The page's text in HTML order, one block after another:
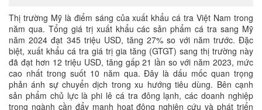
Thị trường Mỹ là điểm sáng của xuất khẩu cá tra Việt Nam trong
năm qua. Tổng giá trị xuất khẩu các sản phẩm cá tra sang Mỹ
năm 2024 đạt 345 triệu USD, tăng 27% so với năm trước. Đặc
biệt, xuất khẩu cá tra giá trị gia tăng (GTGT) sang thị trường này
đã đạt hơn 12 triệu USD, tăng gấp 21 lần so với năm 2023, mức
cao nhất trong suốt 10 năm qua. Đây là dấu mốc quan trọng
phản ánh sự chuyển dịch trong xu hướng tiêu dùng. Bên cạnh
sản phẩm chủ lực là phi lê cá tra đông lạnh, các doanh nghiệp
trong ngành cần đẩy mạnh hoạt động nghiên cứu và phát triển